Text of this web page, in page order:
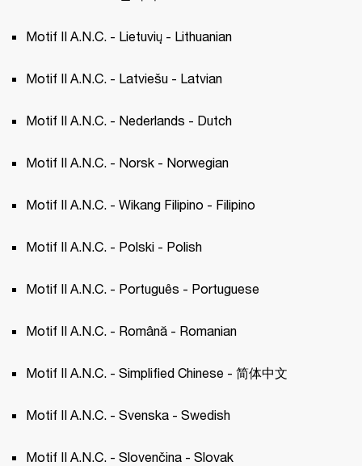
Motif II A.N.C. - Lietuvių - Lithuanian
Motif II A.N.C. - Latviešu - Latvian
Motif II A.N.C. - Nederlands - Dutch
Motif II A.N.C. - Norsk - Norwegian
Motif II A.N.C. - Wikang Filipino - Filipino
Motif II A.N.C. - Polski - Polish
Motif II A.N.C. - Português - Portuguese
Motif II A.N.C. - Română - Romanian
Motif II A.N.C. - Simplified Chinese - 简体中文
Motif II A.N.C. - Svenska - Swedish
Motif II A.N.C. - Slovenčina - Slovak